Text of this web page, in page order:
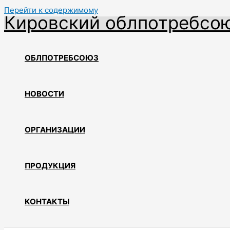
Перейти к содержимому
Кировский
ОБЛПОТРЕБСОЮЗ
НОВОСТИ
ОРГАНИЗАЦИИ
ПРОДУКЦИЯ
КОНТАКТЫ